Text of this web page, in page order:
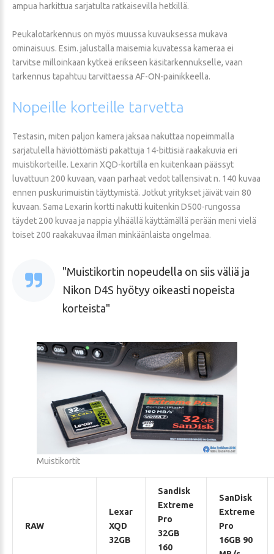
ampua harkittua sarjatulta ratkaisevilla hetkillä.
Peukalotarkennus on myös muussa kuvauksessa mukava
ominaisuus. Esim. jalustalla maisemia kuvatessa kameraa ei
tarvitse milloinkaan kytkeä erikseen käsitarkennukselle, vaan
tarkennus tapahtuu tarvittaessa AF-ON-painikkeella.
Nopeille korteille tarvetta
Testasin, miten paljon kamera jaksaa nakuttaa nopeimmalla
sarjatulella häviöttömästi pakattuja 14-bittisiä raakakuvia eri
muistikorteille. Lexarin XQD-kortilla en kuitenkaan päässyt
luvattuun 200 kuvaan, vaan parhaat vedot tallensivat n. 140 kuvaa
ennen puskurimuistin täyttymistä. Jotkut yritykset jäivät vain 80
kuvaan. Sama Lexarin kortti nakutti kuitenkin D500-rungossa
täydet 200 kuvaa ja nappia ylhäällä käyttämällä perään meni vielä
toiset 200 raakakuvaa ilman minkäänlaista ongelmaa.
Muistikortin nopeudella on siis väliä ja
Nikon D4S hyötyy oikeasti nopeista
korteista
Muistikortit
RAW
Lexar
XQD
32GB
Sandisk
Extreme
Pro
32GB
160
SanDisk
Extreme
Pro
16GB 90